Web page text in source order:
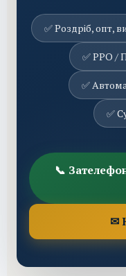
✅ Роздріб, опт,
✅ РРО /
✅
✅
📞
✉